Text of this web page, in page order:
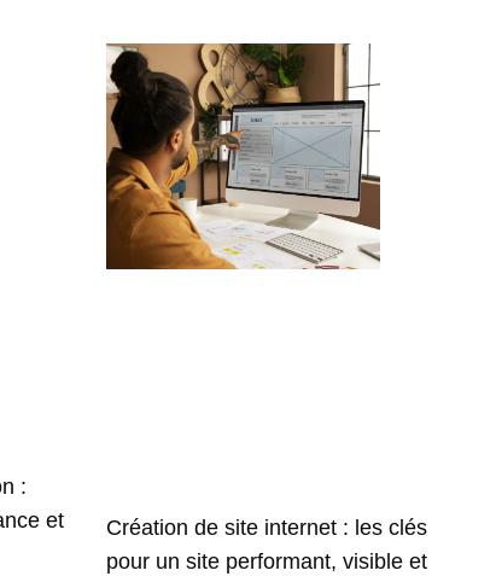
:
et
Création de site internet : les clés
pour un site performant, visible et